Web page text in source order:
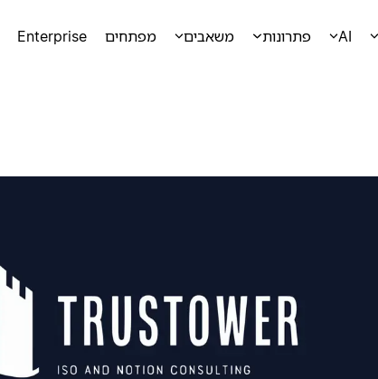
AI פתרונות משאבים מפתחים Enterprise